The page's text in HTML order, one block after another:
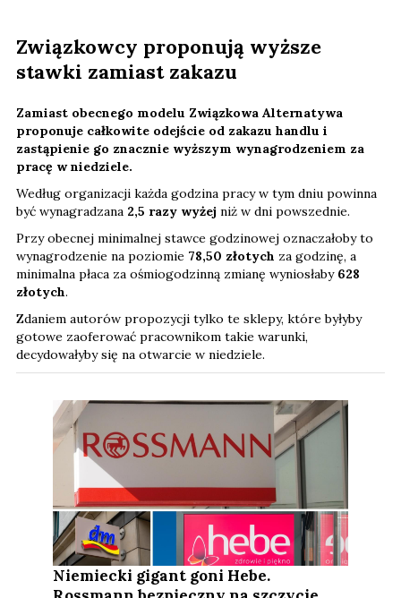
Związkowcy proponują wyższe
stawki zamiast zakazu
Zamiast obecnego modelu Związkowa Alternatywa
proponuje całkowite odejście od zakazu handlu i
zastąpienie go znacznie wyższym wynagrodzeniem za
pracę w niedziele.
Według organizacji każda godzina pracy w tym dniu powinna
być wynagradzana 2,5 razy wyżej niż w dni powszednie.
Przy obecnej minimalnej stawce godzinowej oznaczałoby to
wynagrodzenie na poziomie 78,50 złotych za godzinę, a
minimalna płaca za ośmiogodzinną zmianę wyniosłaby 628
złotych.
Zdaniem autorów propozycji tylko te sklepy, które byłyby
gotowe zaoferować pracownikom takie warunki,
decydowałyby się na otwarcie w niedziele.
Niemiecki gigant goni Hebe.